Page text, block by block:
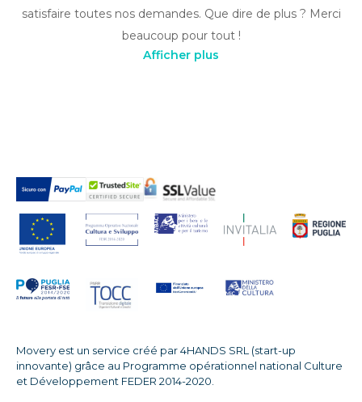
satisfaire toutes nos demandes. Que dire de plus ? Merci
beaucoup pour tout !
Afficher plus
Movery est un service créé par 4HANDS SRL (start-up
innovante) grâce au Programme opérationnel national Culture
et Développement FEDER 2014-2020.